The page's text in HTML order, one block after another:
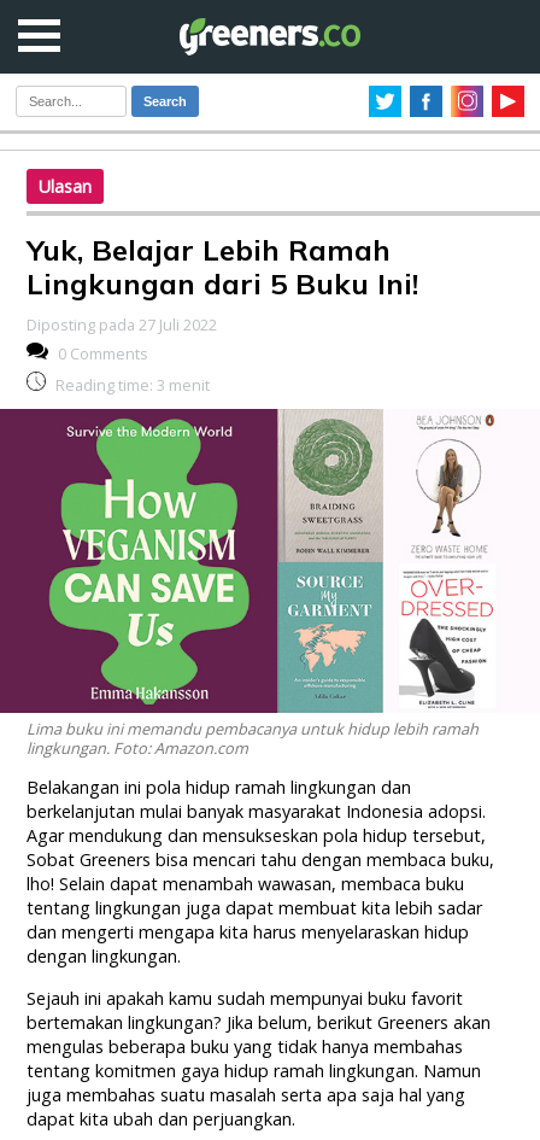
Search
Ulasan
Yuk, Belajar Lebih Ramah
Lingkungan dari 5 Buku Ini!
Diposting pada 27 Juli 2022
0 Comments
Reading time: 3 menit
Lima buku ini memandu pembacanya untuk hidup lebih ramah
lingkungan. Foto: Amazon.com
Belakangan ini pola hidup ramah lingkungan dan
berkelanjutan mulai banyak masyarakat Indonesia adopsi.
Agar mendukung dan mensukseskan pola hidup tersebut,
Sobat Greeners bisa mencari tahu dengan membaca buku,
lho! Selain dapat menambah wawasan, membaca buku
tentang lingkungan juga dapat membuat kita lebih sadar
dan mengerti mengapa kita harus menyelaraskan hidup
dengan lingkungan.
Sejauh ini apakah kamu sudah mempunyai buku favorit
bertemakan lingkungan? Jika belum, berikut Greeners akan
mengulas beberapa buku yang tidak hanya membahas
tentang komitmen gaya hidup ramah lingkungan. Namun
juga membahas suatu masalah serta apa saja hal yang
dapat kita ubah dan perjuangkan.